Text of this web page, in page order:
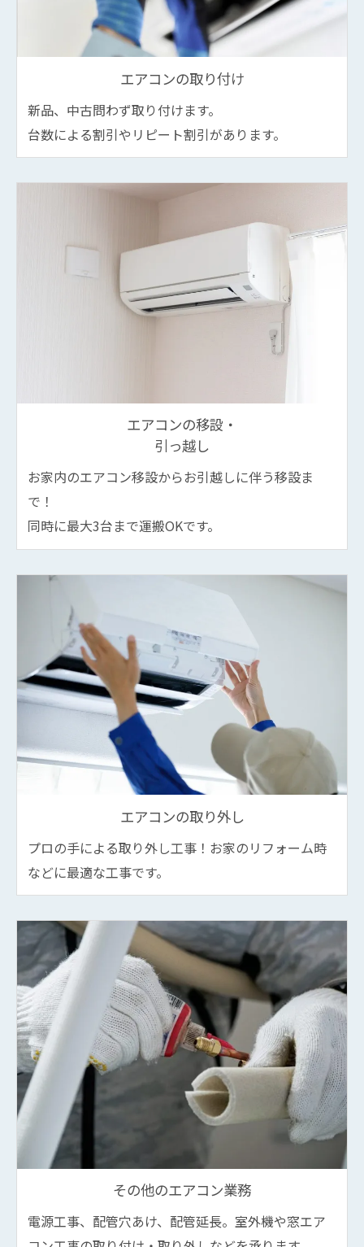
エアコンの取り付け
新品、中古問わず取り付けます。
台数による割引やリピート割引があります。
エアコンの移設・
引っ越し
お家内のエアコン移設からお引越しに伴う移設ま
で！
同時に最大3台まで運搬OKです。
エアコンの取り外し
プロの手による取り外し工事！お家のリフォーム時
などに最適な工事です。
その他のエアコン業務
電源工事、配管穴あけ、配管延長。室外機や窓エア